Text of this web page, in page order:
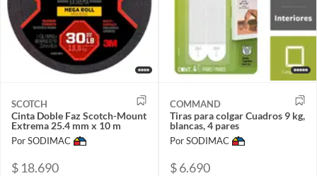
SCOTCH
Cinta Doble Faz Scotch-Mount
Extrema 25.4 mm x 10 m
Por SODIMAC
$ 18.690
COMMAND
Tiras para colgar Cuadros 9 kg,
blancas, 4 pares
Por SODIMAC
$ 6.690